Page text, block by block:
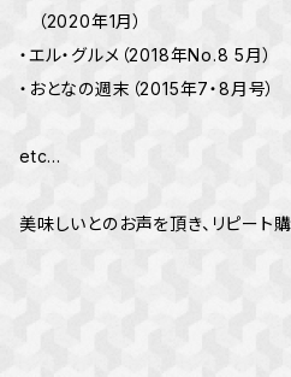
（2020年1月）
・エル・グルメ（2018年No.8 5月）
・おとなの週末（2015年7・8月号）
etc...
美味しいとのお声を頂き、リピート